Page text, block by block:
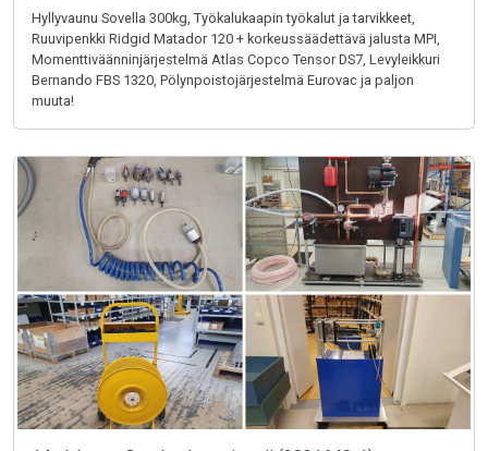
Hyllyvaunu Sovella 300kg, Työkalukaapin työkalut ja tarvikkeet,
Ruuvipenkki Ridgid Matador 120 + korkeussäädettävä jalusta MPI,
Momenttiväänninjärjestelmä Atlas Copco Tensor DS7, Levyleikkuri
Bernando FBS 1320, Pölynpoistojärjestelmä Eurovac ja paljon
muuta!